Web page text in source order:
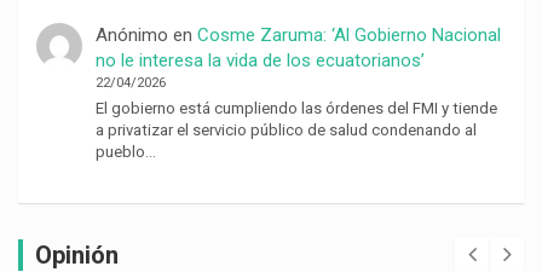
Anónimo en Cosme Zaruma: ‘Al Gobierno Nacional
no le interesa la vida de los ecuatorianos’
22/04/2026
El gobierno está cumpliendo las órdenes del FMI y tiende
a privatizar el servicio público de salud condenando al
pueblo…
Opinión